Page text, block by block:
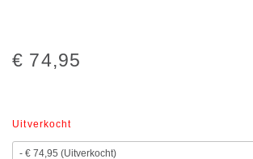
€ 74,95
Uitverkocht